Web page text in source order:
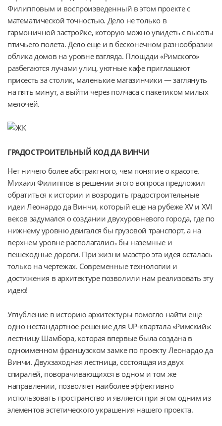
Филипповым и воспроизведенный в этом проекте с
математической точностью. Дело не только в
гармоничной застройке, которую можно увидеть с высоты
птичьего полета. Дело еще и в бесконечном разнообразии
облика домов на уровне взгляда. Площади «Римского»
разбегаются лучами улиц, уютные кафе приглашают
присесть за столик, маленькие магазинчики — заглянуть
на пять минут, а выйти через полчаса с пакетиком милых
мелочей.
ГРАДОСТРОИТЕЛЬНЫЙ КОД ДА ВИНЧИ
Нет ничего более абстрактного, чем понятие о красоте.
Михаил Филиппов в решении этого вопроса предложил
обратиться к истории и возродить градостроительные
идеи Леонардо да Винчи, который еще на рубеже XV и XVI
веков задумался о создании двухуровневого города, где по
нижнему уровню двигался бы грузовой транспорт, а на
верхнем уровне располагались бы наземные и
пешеходные дороги. При жизни маэстро эта идея осталась
только на чертежах. Современные технологии и
достижения в архитектуре позволили нам реализовать эту
идею!
Углубление в историю архитектуры помогло найти еще
одно нестандартное решение для UP-квартала «Римский»:
лестницу Шамбора, которая впервые была создана в
одноименном французском замке по проекту Леонардо да
Винчи. Двухзаходная лестница, состоящая из двух
спиралей, поворачивающихся в одном и том же
направлении, позволяет наиболее эффективно
использовать пространство и является при этом одним из
элементов эстетического украшения нашего проекта.